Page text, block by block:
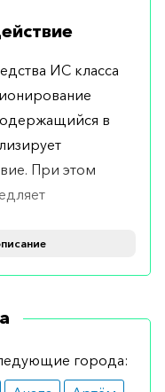
ИС класса
в
При этом
и
и лечения
города: